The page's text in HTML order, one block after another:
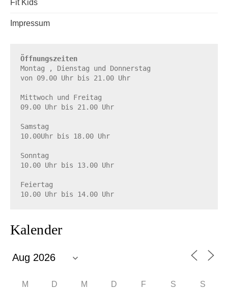
Fit Kids
Impressum
Öffnungszeiten
Montag , Dienstag und Donnerstag
von 09.00 Uhr bis 21.00 Uhr
Mittwoch und Freitag
09.00 Uhr bis 21.00 Uhr
Samstag
10.00Uhr bis 18.00 Uhr
Sonntag
10.00 Uhr bis 13.00 Uhr
Feiertag
10.00 Uhr bis 14.00 Uhr
Kalender
M D M D F S S